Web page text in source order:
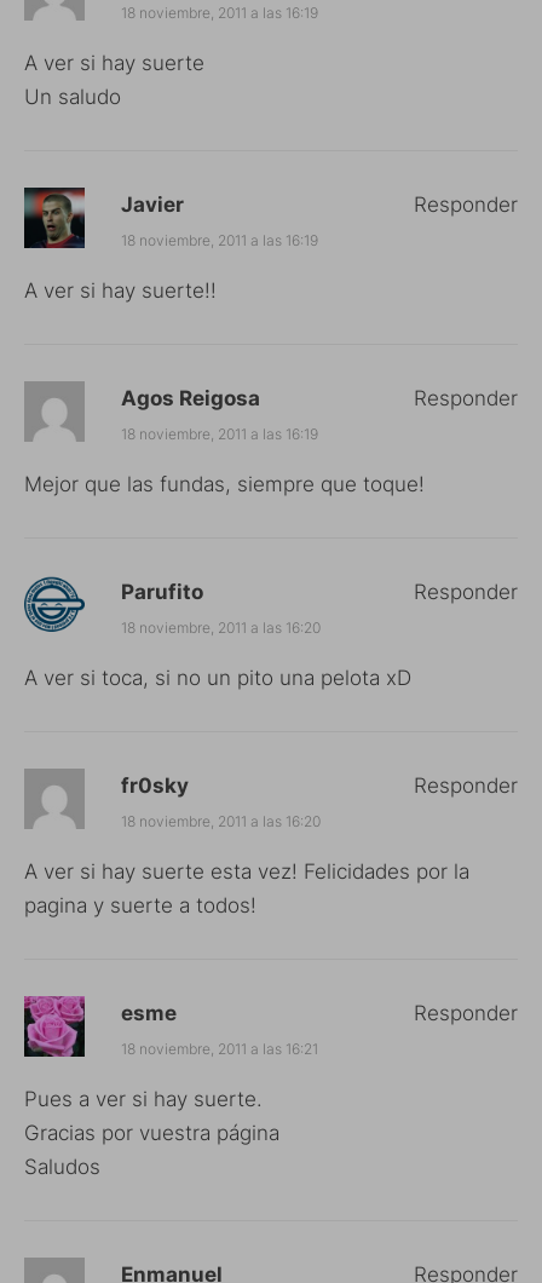
18 noviembre, 2011 a las 16:19
A ver si hay suerte
Un saludo
Javier
18 noviembre, 2011 a las 16:19
A ver si hay suerte!!
Responder
Agos Reigosa
18 noviembre, 2011 a las 16:19
Mejor que las fundas, siempre que toque!
Responder
Parufito
18 noviembre, 2011 a las 16:20
A ver si toca, si no un pito una pelota xD
Responder
fr0sky
18 noviembre, 2011 a las 16:20
A ver si hay suerte esta vez! Felicidades por la
pagina y suerte a todos!
Responder
esme
18 noviembre, 2011 a las 16:21
Pues a ver si hay suerte.
Gracias por vuestra página
Saludos
Responder
Enmanuel Responder